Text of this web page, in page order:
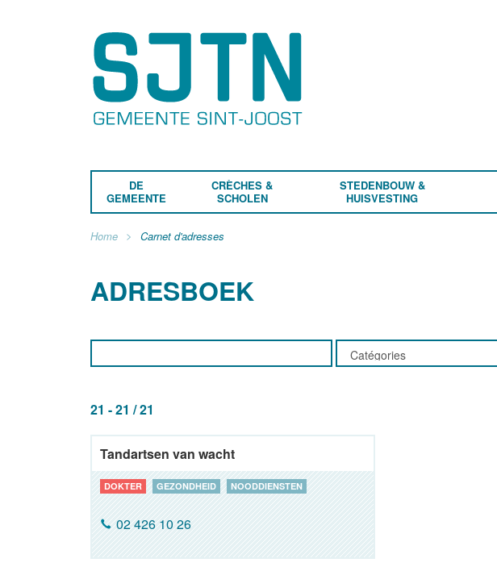
DE
GEMEENTE
CRÈCHES &
SCHOLEN
STEDENBOUW &
HUISVESTING
Home Carnet d'adresses
ADRESBOEK
21 - 21 / 21
Tandartsen van wacht
DOKTER GEZONDHEID NOODDIENSTEN
02 426 10 26